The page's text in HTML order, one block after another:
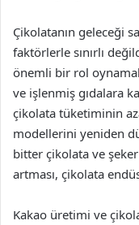
Çikolatanın geleceği
faktörlerle sınırlı
önemli bir rol
ve işlenmiş gıdalara
çikolata tüketiminin
modellerini yeniden
bitter çikolata ve
artması, çikolata
Kakao üretimi ve